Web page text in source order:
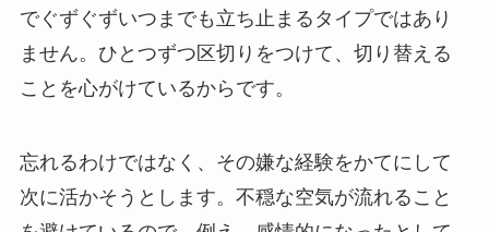
でぐずぐずいつまでも立ち止まるタイプではあり
ません。ひとつずつ区切りをつけて、切り替える
ことを心がけているからです。
忘れるわけではなく、その嫌な経験をかてにして
次に活かそうとします。不穏な空気が流れること